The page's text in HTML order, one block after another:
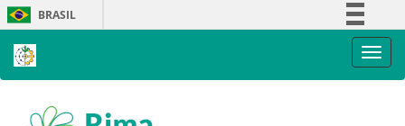
Skip
navigation
BRASIL